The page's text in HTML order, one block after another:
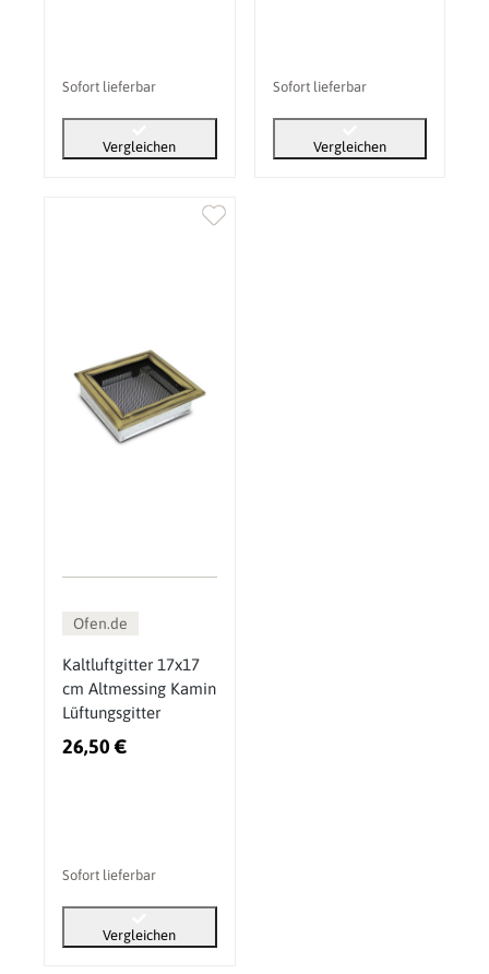
Sofort lieferbar
Vergleichen
Sofort lieferbar
Vergleichen
Ofen.de
Kaltluftgitter 17x17
cm Altmessing Kamin
Lüftungsgitter
26,50 €
Sofort lieferbar
Vergleichen